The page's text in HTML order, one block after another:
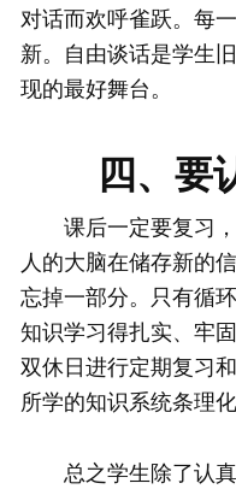
对话而欢呼雀跃。每
新。自由谈话是学生
现的最好舞台。
四、要认
课后一定要复习，
人的大脑在储存新的
忘掉一部分。只有循
知识学习得扎实、牢
双休日进行定期复习
所学的知识系统条理化
总之学生除了认真